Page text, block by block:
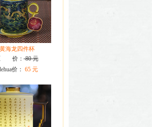
黄海龙四件杯
价：80 元
价： 65 元